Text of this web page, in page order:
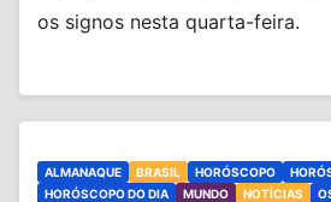
os signos nesta quarta-feira.
ALMANAQUE BRASIL HORÓSCOPO
HORÓSCOPO DO DIA
MUNDO NOTÍCIAS